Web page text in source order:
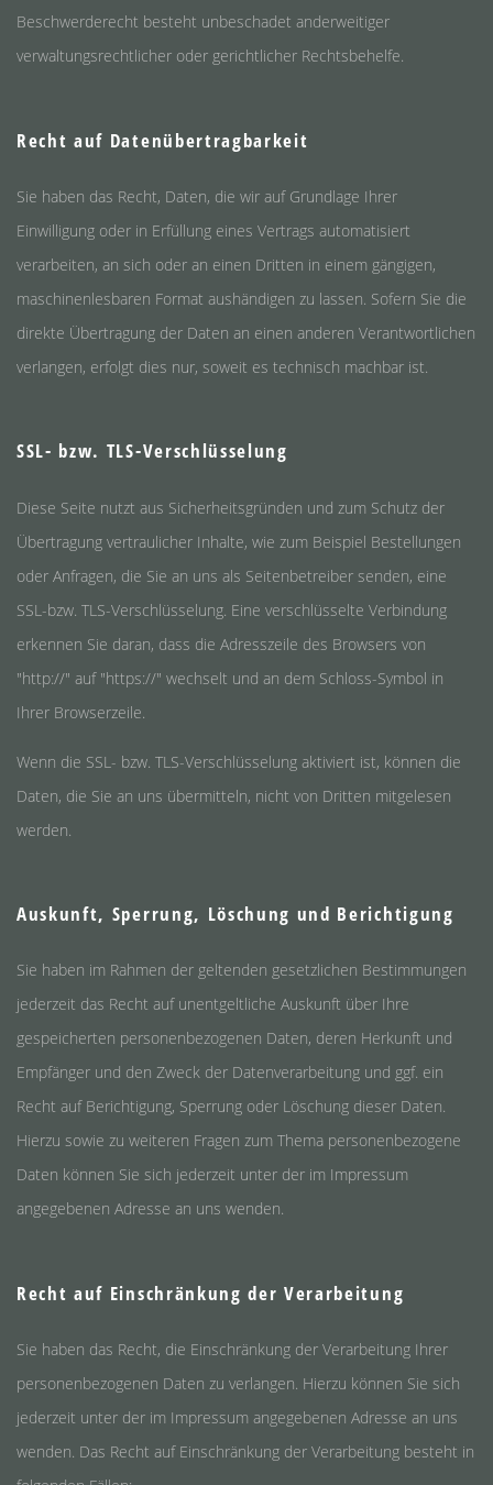
Beschwerderecht besteht unbeschadet anderweitiger
verwaltungsrechtlicher oder gerichtlicher Rechtsbehelfe.
Recht auf Datenübertragbarkeit
Sie haben das Recht, Daten, die wir auf Grundlage Ihrer
Einwilligung oder in Erfüllung eines Vertrags automatisiert
verarbeiten, an sich oder an einen Dritten in einem gängigen,
maschinenlesbaren Format aushändigen zu lassen. Sofern Sie die
direkte Übertragung der Daten an einen anderen Verantwortlichen
verlangen, erfolgt dies nur, soweit es technisch machbar ist.
SSL- bzw. TLS-Verschlüsselung
Diese Seite nutzt aus Sicherheitsgründen und zum Schutz der
Übertragung vertraulicher Inhalte, wie zum Beispiel Bestellungen
oder Anfragen, die Sie an uns als Seitenbetreiber senden, eine
SSL-bzw. TLS-Verschlüsselung. Eine verschlüsselte Verbindung
erkennen Sie daran, dass die Adresszeile des Browsers von
"http://" auf "https://" wechselt und an dem Schloss-Symbol in
Ihrer Browserzeile.
Wenn die SSL- bzw. TLS-Verschlüsselung aktiviert ist, können die
Daten, die Sie an uns übermitteln, nicht von Dritten mitgelesen
werden.
Auskunft, Sperrung, Löschung und Berichtigung
Sie haben im Rahmen der geltenden gesetzlichen Bestimmungen
jederzeit das Recht auf unentgeltliche Auskunft über Ihre
gespeicherten personenbezogenen Daten, deren Herkunft und
Empfänger und den Zweck der Datenverarbeitung und ggf. ein
Recht auf Berichtigung, Sperrung oder Löschung dieser Daten.
Hierzu sowie zu weiteren Fragen zum Thema personenbezogene
Daten können Sie sich jederzeit unter der im Impressum
angegebenen Adresse an uns wenden.
Recht auf Einschränkung der Verarbeitung
Sie haben das Recht, die Einschränkung der Verarbeitung Ihrer
personenbezogenen Daten zu verlangen. Hierzu können Sie sich
jederzeit unter der im Impressum angegebenen Adresse an uns
wenden. Das Recht auf Einschränkung der Verarbeitung besteht in